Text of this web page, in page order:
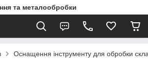
та металообробки
Оснащення інструменту для обробки